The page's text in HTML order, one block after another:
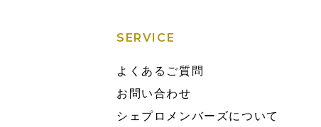
SERVICE
よくあるご質問
お問い合わせ
シェプロメンバーズについて